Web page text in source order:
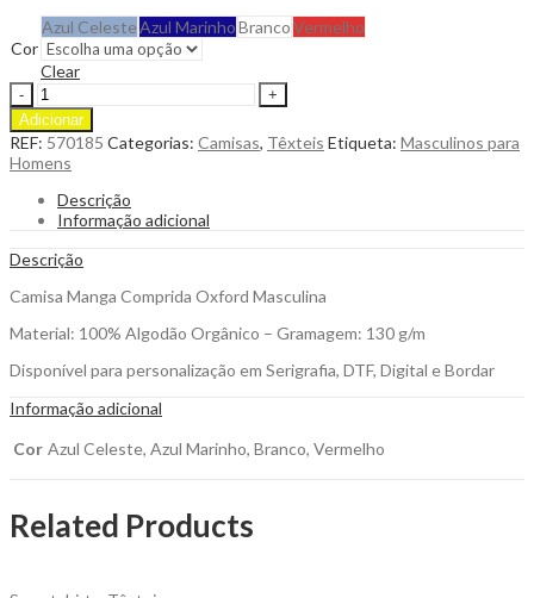
Cor
Azul CelesteAzul MarinhoBrancoVermelho
Clear
Camisa
Manga
Comprida
Oxford
Masculina
para
Personalizar
quantity
Adicionar
REF: 570185 Categorias: Camisas, Têxteis Etiqueta: Masculinos para
Homens
Descrição
Informação adicional
Descrição
Camisa Manga Comprida Oxford Masculina
Material: 100% Algodão Orgânico – Gramagem: 130 g/m
Disponível para personalização em Serigrafia, DTF, Digital e Bordar
Informação adicional
Cor Azul Celeste, Azul Marinho, Branco, Vermelho
Related Products